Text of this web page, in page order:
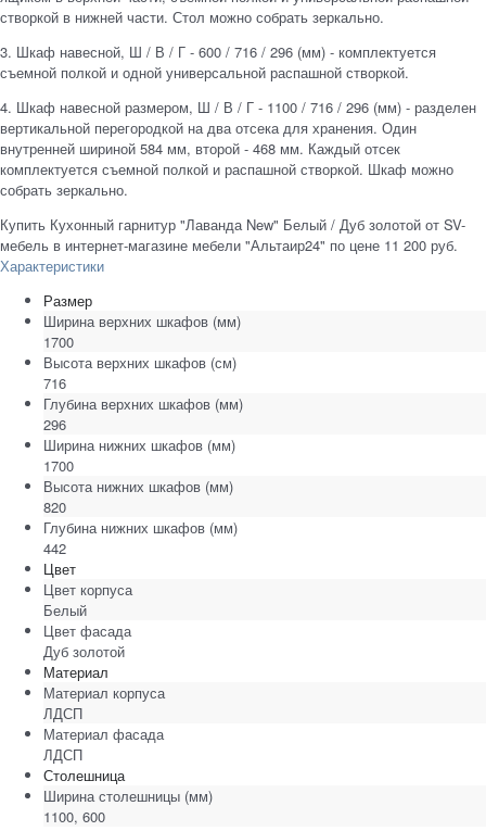
створкой в нижней части. Стол можно собрать зеркально.
3. Шкаф навесной, Ш / В / Г - 600 / 716 / 296 (мм) - комплектуется
съемной полкой и одной универсальной распашной створкой.
4. Шкаф навесной размером, Ш / В / Г - 1100 / 716 / 296 (мм) - разделен
вертикальной перегородкой на два отсека для хранения. Один
внутренней шириной 584 мм, второй - 468 мм. Каждый отсек
комплектуется съемной полкой и распашной створкой. Шкаф можно
собрать зеркально.
Купить Кухонный гарнитур "Лаванда New" Белый / Дуб золотой от SV-
мебель в интернет-магазине мебели "Альтаир24" по цене 11 200 руб.
Характеристики
Размер
Ширина верхних шкафов (мм)
1700
Высота верхних шкафов (см)
716
Глубина верхних шкафов (мм)
296
Ширина нижних шкафов (мм)
1700
Высота нижних шкафов (мм)
820
Глубина нижних шкафов (мм)
442
Цвет
Цвет корпуса
Белый
Цвет фасада
Дуб золотой
Материал
Материал корпуса
ЛДСП
Материал фасада
ЛДСП
Столешница
Ширина столешницы (мм)
1100, 600